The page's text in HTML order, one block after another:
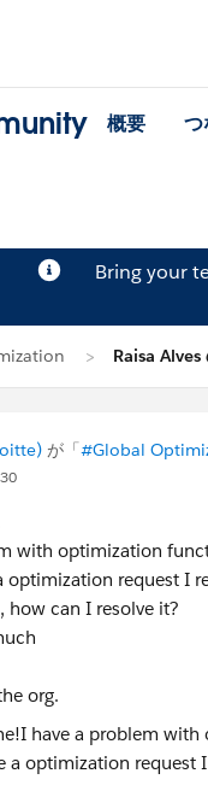
概要 つ
Bring your
Raisa Alves
が「#Global
with optimization
optimization request I
how can I resolve it?
org.